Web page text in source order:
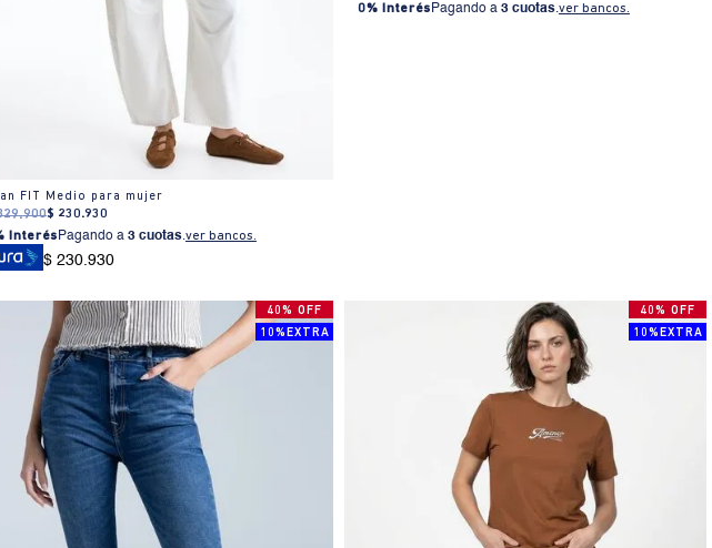
FIT Medio para mujer
.900$ 230.930
Interés Pagando a 3 cuotas.ver bancos.
$ 230.930
0% Interés Pagando a 3 cuotas.ver bancos.
40% OFF
10%EXTRA
40% OFF
10%EXTRA